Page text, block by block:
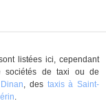
listées ici, cependant
sociétés de taxi ou de
, des taxis à Saint-
.